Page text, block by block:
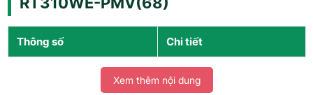
Thông số Chi tiết
Dung tích sử dụng
Xem thêm nội dung